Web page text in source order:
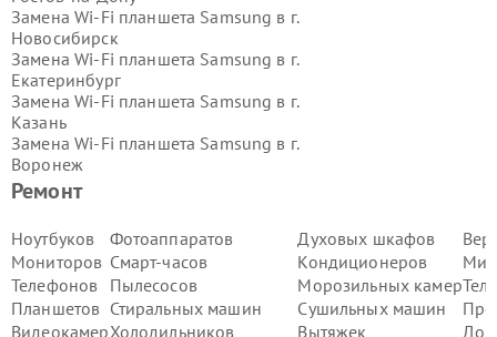
Ремонт
Ноутбуков
Мониторов
Телефонов
Планшетов
Видеокамер
Фотоаппаратов
Смарт-часов
Пылесосов
Стиральных машин
Холодильников
Духовых шкафов
Кондиционеров
Морозильных камер
Сушильных машин
Вытяжек
Замена Wi-Fi планшета Samsung в г.
Новосибирск
Замена Wi-Fi планшета Samsung в г.
Екатеринбург
Замена Wi-Fi планшета Samsung в г.
Казань
Замена Wi-Fi планшета Samsung в г.
Воронеж
Замена Wi-Fi планшета Samsung в г.
Волгоград
Замена Wi-Fi планшета Samsung в г.
Самара
Замена Wi-Fi планшета Samsung в г.
Пермь
Замена Wi-Fi планшета Samsung в г.
Красноярск